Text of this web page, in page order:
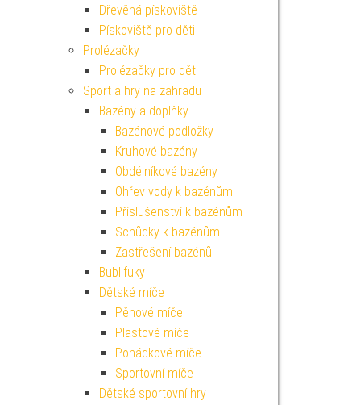
Dřevěná pískoviště
Pískoviště pro děti
Prolézačky
Prolézačky pro děti
Sport a hry na zahradu
Bazény a doplňky
Bazénové podložky
Kruhové bazény
Obdélníkové bazény
Ohřev vody k bazénům
Příslušenství k bazénům
Schůdky k bazénům
Zastřešení bazénů
Bublifuky
Dětské míče
Pěnové míče
Plastové míče
Pohádkové míče
Sportovní míče
Dětské sportovní hry